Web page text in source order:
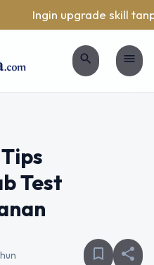
Ingin upgrade skill
search menu
Test
bookmark_border share